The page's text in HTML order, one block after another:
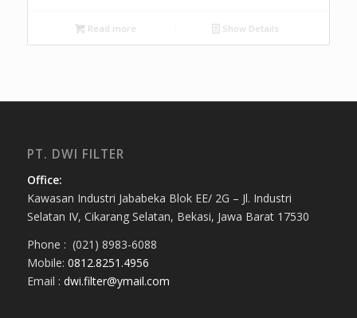
Read more Show Details
PT. DWI FILTER
Office:
Kawasan Industri Jababeka Blok EE/ 2G – Jl. Industri
Selatan IV, Cikarang Selatan, Bekasi, Jawa Barat 17530
Phone : (021) 8983-6088
Mobile: 0812.8251.4956
Email : dwi.filter@ymail.com